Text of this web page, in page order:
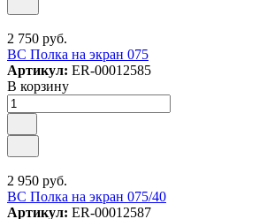
2 750 руб.
ВС Полка на экран 075
Артикул: ER-00012585
В корзину
2 950 руб.
ВС Полка на экран 075/40
Артикул: ER-00012587